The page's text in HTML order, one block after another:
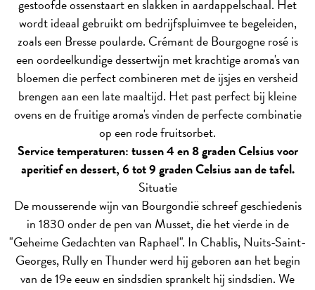
gestoofde ossenstaart en slakken in aardappelschaal. Het
wordt ideaal gebruikt om bedrijfspluimvee te begeleiden,
zoals een Bresse poularde. Crémant de Bourgogne rosé is
een oordeelkundige dessertwijn met krachtige aroma's van
bloemen die perfect combineren met de ijsjes en versheid
brengen aan een late maaltijd. Het past perfect bij kleine
ovens en de fruitige aroma's vinden de perfecte combinatie
op een rode fruitsorbet.
Service temperaturen: tussen 4 en 8 graden Celsius voor
aperitief en dessert, 6 tot 9 graden Celsius aan de tafel.
Situatie
De mousserende wijn van Bourgondië schreef geschiedenis
in 1830 onder de pen van Musset, die het vierde in de
"Geheime Gedachten van Raphael". In Chablis, Nuits-Saint-
Georges, Rully en Thunder werd hij geboren aan het begin
van de 19e eeuw en sindsdien sprankelt hij sindsdien. We